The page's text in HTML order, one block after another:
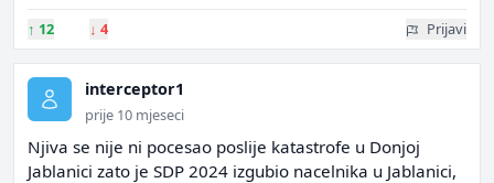
↑ 12 ↓ 4 Prijavi
interceptor1
prije 10 mjeseci
Njiva se nije ni pocesao poslije katastrofe u Donjoj
Jablanici zato je SDP 2024 izgubio nacelnika u Jablanici,